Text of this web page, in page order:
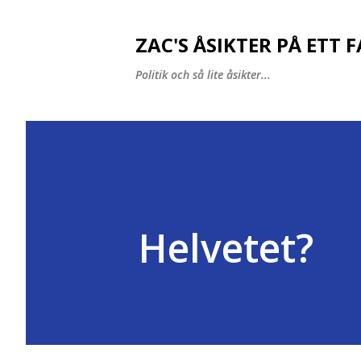
ZAC'S ÅSIKTER PÅ ETT
Politik och så lite åsikter...
Helvetet?